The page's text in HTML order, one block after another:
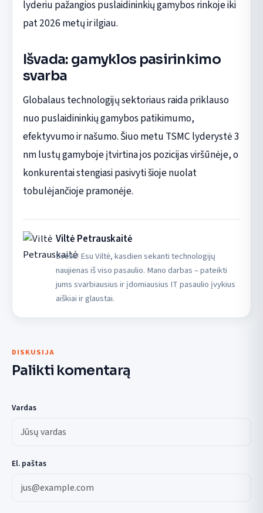
lyderiu pažangios puslaidininkių gamybos rinkoje iki
pat 2026 metų ir ilgiau.
Išvada: gamyklos pasirinkimo
svarba
Globalaus technologijų sektoriaus raida priklauso
nuo puslaidininkių gamybos patikimumo,
efektyvumo ir našumo. Šiuo metu TSMC lyderystė 3
nm lustų gamyboje įtvirtina jos pozicijas viršūnėje, o
konkurentai stengiasi pasivyti šioje nuolat
tobulėjančioje pramonėje.
Viltė Petrauskaitė
Sveiki! Esu Viltė, kasdien sekanti technologijų
naujienas iš viso pasaulio. Mano darbas – pateikti
jums svarbiausius ir įdomiausius IT pasaulio įvykius
aiškiai ir glaustai.
DISKUSIJA
Palikti komentarą
Vardas
El. paštas